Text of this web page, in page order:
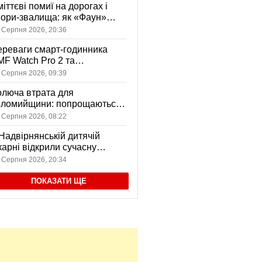
помиї на дорогах і
звалища: як «Фаун»
відходи в Коломиї
Серпня 2026, 20:36
смарт-годинника
Watch Pro 2 та
CMF Buds Pro 2
сучасних користувачів
Серпня 2026, 09:39
втрата для
попрощаються
захисником, який віддав
за Україну
Серпня 2026, 08:22
дитячій
відкрили сучасну
кімнату
Серпня 2026, 20:34
ПОКАЗАТИ ЩЕ